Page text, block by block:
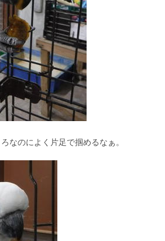
なのによく片足で掴めるなぁ。